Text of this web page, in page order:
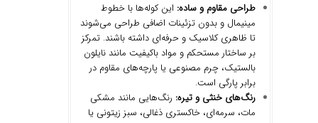
طراحی مقاوم و ساده: این کوله‌ها با خطوط
مینیمال و بدون تزئینات اضافی طراحی می‌شوند
تا ظاهری کلاسیک و حرفه‌ای داشته باشند. تمرکز
بر ساختار مستحکم و مواد باکیفیت مانند نایلون
بالستیک، چرم مصنوعی یا پارچه‌های مقاوم در
برابر پارگی است.
رنگهای خنثی و تیره: رنگ‌هایی مانند مشکی
مات، سرمه‌ای، خاکستری ذغالی، سبز زیتونی یا